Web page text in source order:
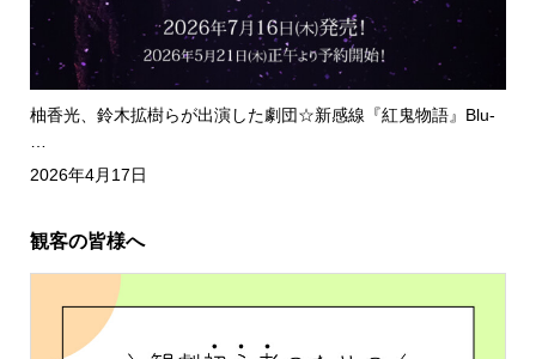
柚香光、鈴木拡樹らが出演した劇団☆新感線『紅鬼物語』Blu-
…
2026年4月17日
観客の皆様へ